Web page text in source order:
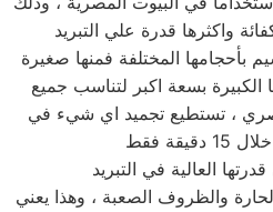
بأحجامها المختلفة فمنها صغيرة
الكبيرة بسعة اكبر لتناسب جميع
، تستطيع تجميد اي شيء في
العالية في التبريد
والظروف الصعبة ، وهذا يعني